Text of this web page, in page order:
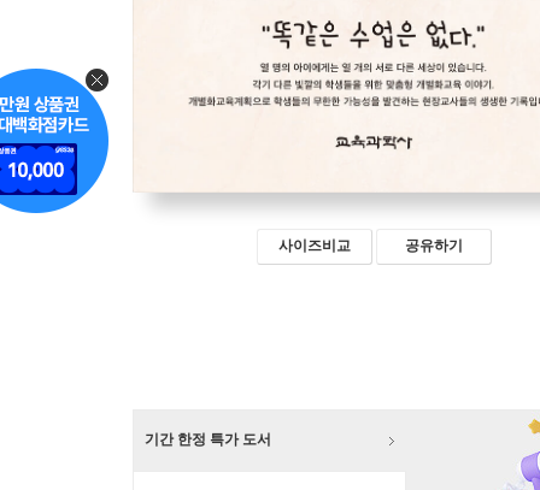
사이즈비교 공유하기
기간 한정 특가 도서